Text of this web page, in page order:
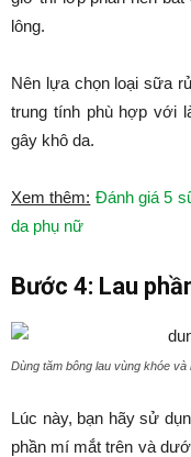
lông.
Nên lựa chọn loại sữa
trung tính phù hợp với
gây khô da.
Xem thêm: Đánh giá 5
da phụ nữ
Bước 4: Lau
Dùng tăm bông lau vùng khóe và
Lúc này, bạn hãy sử
phần mí mắt trên và